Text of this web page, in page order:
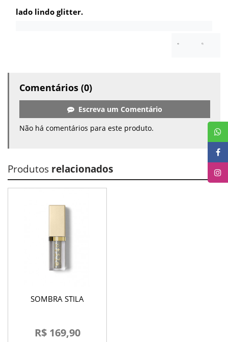
lado lindo glitter.
Comentários (0)
Escreva um Comentário
Não há comentários para este produto.
Produtos relacionados
SOMBRA STILA
R$ 169,90